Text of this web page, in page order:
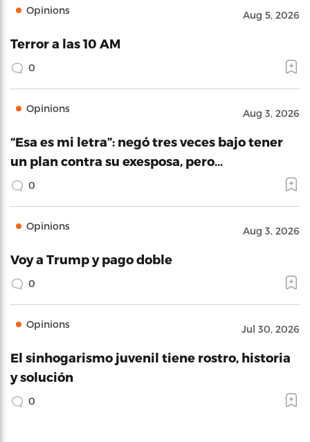
Opinions Aug 5, 2026
Terror a las 10 AM
0
Opinions Aug 3, 2026
“Esa es mi letra”: negó tres veces bajo tener
un plan contra su exesposa, pero…
0
Opinions Aug 3, 2026
Voy a Trump y pago doble
0
Opinions Jul 30, 2026
El sinhogarismo juvenil tiene rostro, historia
y solución
0